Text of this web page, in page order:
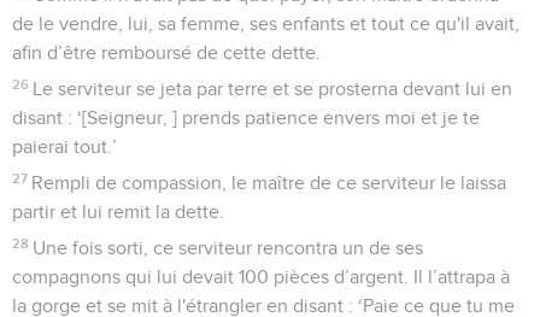
de le vendre, lui, sa femme, ses enfants et tout ce qu'il avait,
afin d’être remboursé de cette dette.
26 Le serviteur se jeta par terre et se prosterna devant lui en
disant : ‘[Seigneur, ] prends patience envers moi et je te
paierai tout.’
27 Rempli de compassion, le maître de ce serviteur le laissa
partir et lui remit la dette.
28 Une fois sorti, ce serviteur rencontra un de ses
compagnons qui lui devait 100 pièces d’argent. Il l’attrapa à
la gorge et se mit à l'étrangler en disant : ‘Paie ce que tu me